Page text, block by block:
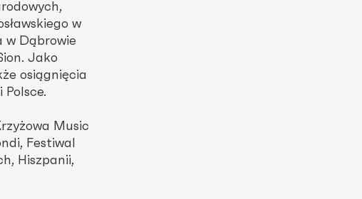
w
w Dąbrowie
Jako
osiągnięcia
Music
Festiwal
Hiszpanii,